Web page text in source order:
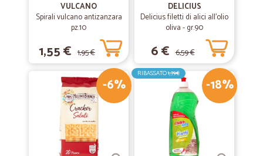
VULCANO
Spirali vulcano antizanzara
pz.10
1,55 € 1,95 €
DELICIUS
Delicius filetti di alici all'olio
oliva - gr.90
6 € 6,59 €
-6% -18%
RIBASSATO1,79€